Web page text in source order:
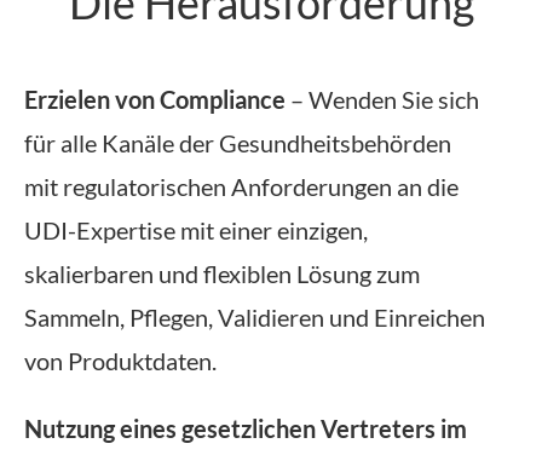
Erzielen von Compliance – Wenden Sie sich
für alle Kanäle der Gesundheitsbehörden
mit regulatorischen Anforderungen an die
UDI-Expertise mit einer einzigen,
skalierbaren und flexiblen Lösung zum
Sammeln, Pflegen, Validieren und Einreichen
von Produktdaten.
Nutzung eines gesetzlichen Vertreters im